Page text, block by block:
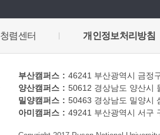
청렴센터 개인정보처리방침
부산캠퍼스 46241 부산광역시 금정
양산캠퍼스
50612 경상남도 양산시
밀양캠퍼스
50463 경상남도 밀양시
아미캠퍼스
49241 부산광역시 서구